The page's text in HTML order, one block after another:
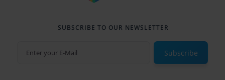
SUBSCRIBE TO OUR NEWSLETTER
Subscribe